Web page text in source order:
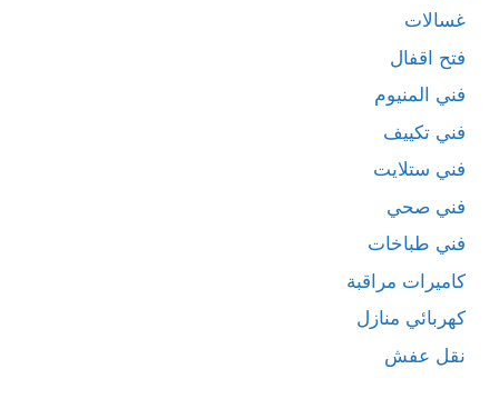
غسالات
فتح اقفال
فني المنيوم
فني تكييف
فني ستلايت
فني صحي
فني طباخات
كاميرات مراقبة
كهربائي منازل
نقل عفش